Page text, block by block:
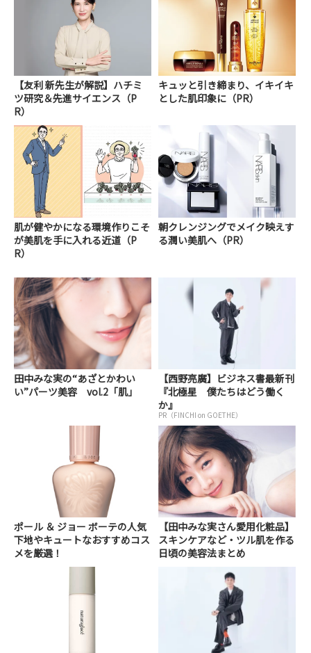
【友利 新先生が解説】ハチミ
ツ研究＆先進サイエンス（P
R）
キュッと引き締まり、イキイキ
とした肌印象に（PR）
肌が健やかになる環境作りこそ
が美肌を手に入れる近道（P
R）
朝クレンジングでメイク映えす
る潤い美肌へ（PR）
田中みな実の“あざとかわい
い”パーツ美容 vol.2「肌」
【西野亮廣】ビジネス書最新刊
『北極星 僕たちはどう働く
か』
PR（FINCHI on GOETHE）
ポール ＆ ジョー ボーテの人気
下地やキュートなおすすめコス
メを厳選！
【田中みな実さん愛用化粧品】
スキンケアなど・ツル肌を作る
日頃の美容法まとめ